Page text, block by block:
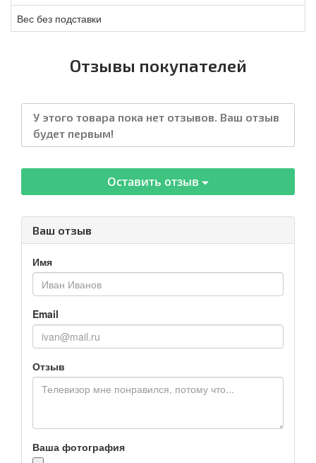
Вес без подставки
Отзывы покупателей
У этого товара пока нет отзывов. Ваш отзыв
будет первым!
Оставить отзыв
Ваш отзыв
Имя
Email
Отзыв
Ваша фотография